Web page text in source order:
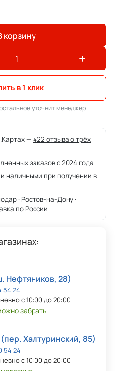
корзину
в 1 клик
уточнит менеджер
— 422 отзыва о трёх
заказов с 2024 года
наличными при получении в
· Ростов-на-Дону ·
по России
Нефтяников, 28)
54 24
с 10:00 до 20:00
забрать
Халтуринский, 85)
54 24
с 10:00 до 20:00